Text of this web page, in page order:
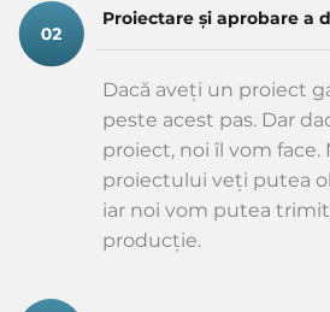
Proiectare și aprobare a
Dacă aveți un proiect
peste acest pas. Dar
proiect, noi îl vom face.
proiectului veți putea
iar noi vom putea
producție.